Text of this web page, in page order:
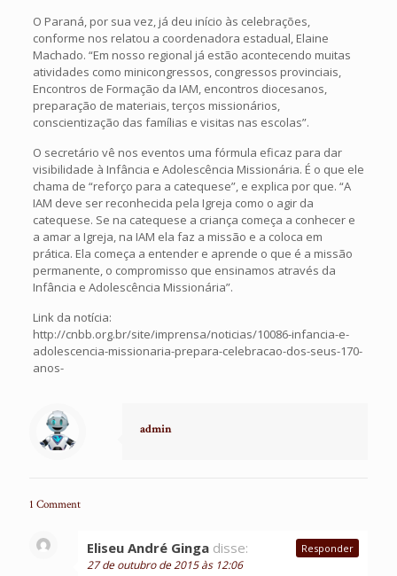
O Paraná, por sua vez, já deu início às celebrações,
conforme nos relatou a coordenadora estadual, Elaine
Machado. “Em nosso regional já estão acontecendo muitas
atividades como minicongressos, congressos provinciais,
Encontros de Formação da IAM, encontros diocesanos,
preparação de materiais, terços missionários,
conscientização das famílias e visitas nas escolas”.
O secretário vê nos eventos uma fórmula eficaz para dar
visibilidade à Infância e Adolescência Missionária. É o que ele
chama de “reforço para a catequese”, e explica por que. “A
IAM deve ser reconhecida pela Igreja como o agir da
catequese. Se na catequese a criança começa a conhecer e
a amar a Igreja, na IAM ela faz a missão e a coloca em
prática. Ela começa a entender e aprende o que é a missão
permanente, o compromisso que ensinamos através da
Infância e Adolescência Missionária”.
Link da notícia:
http://cnbb.org.br/site/imprensa/noticias/10086-infancia-e-
adolescencia-missionaria-prepara-celebracao-dos-seus-170-
anos-
admin
1 Comment
Eliseu André Ginga disse:
27 de outubro de 2015 às 12:06
Responder